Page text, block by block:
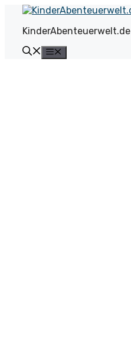
Zum
springen
KinderAbenteuerwelt.de